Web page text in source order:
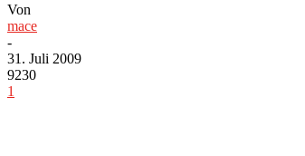
Von
mace
-
31. Juli 2009
9230
1